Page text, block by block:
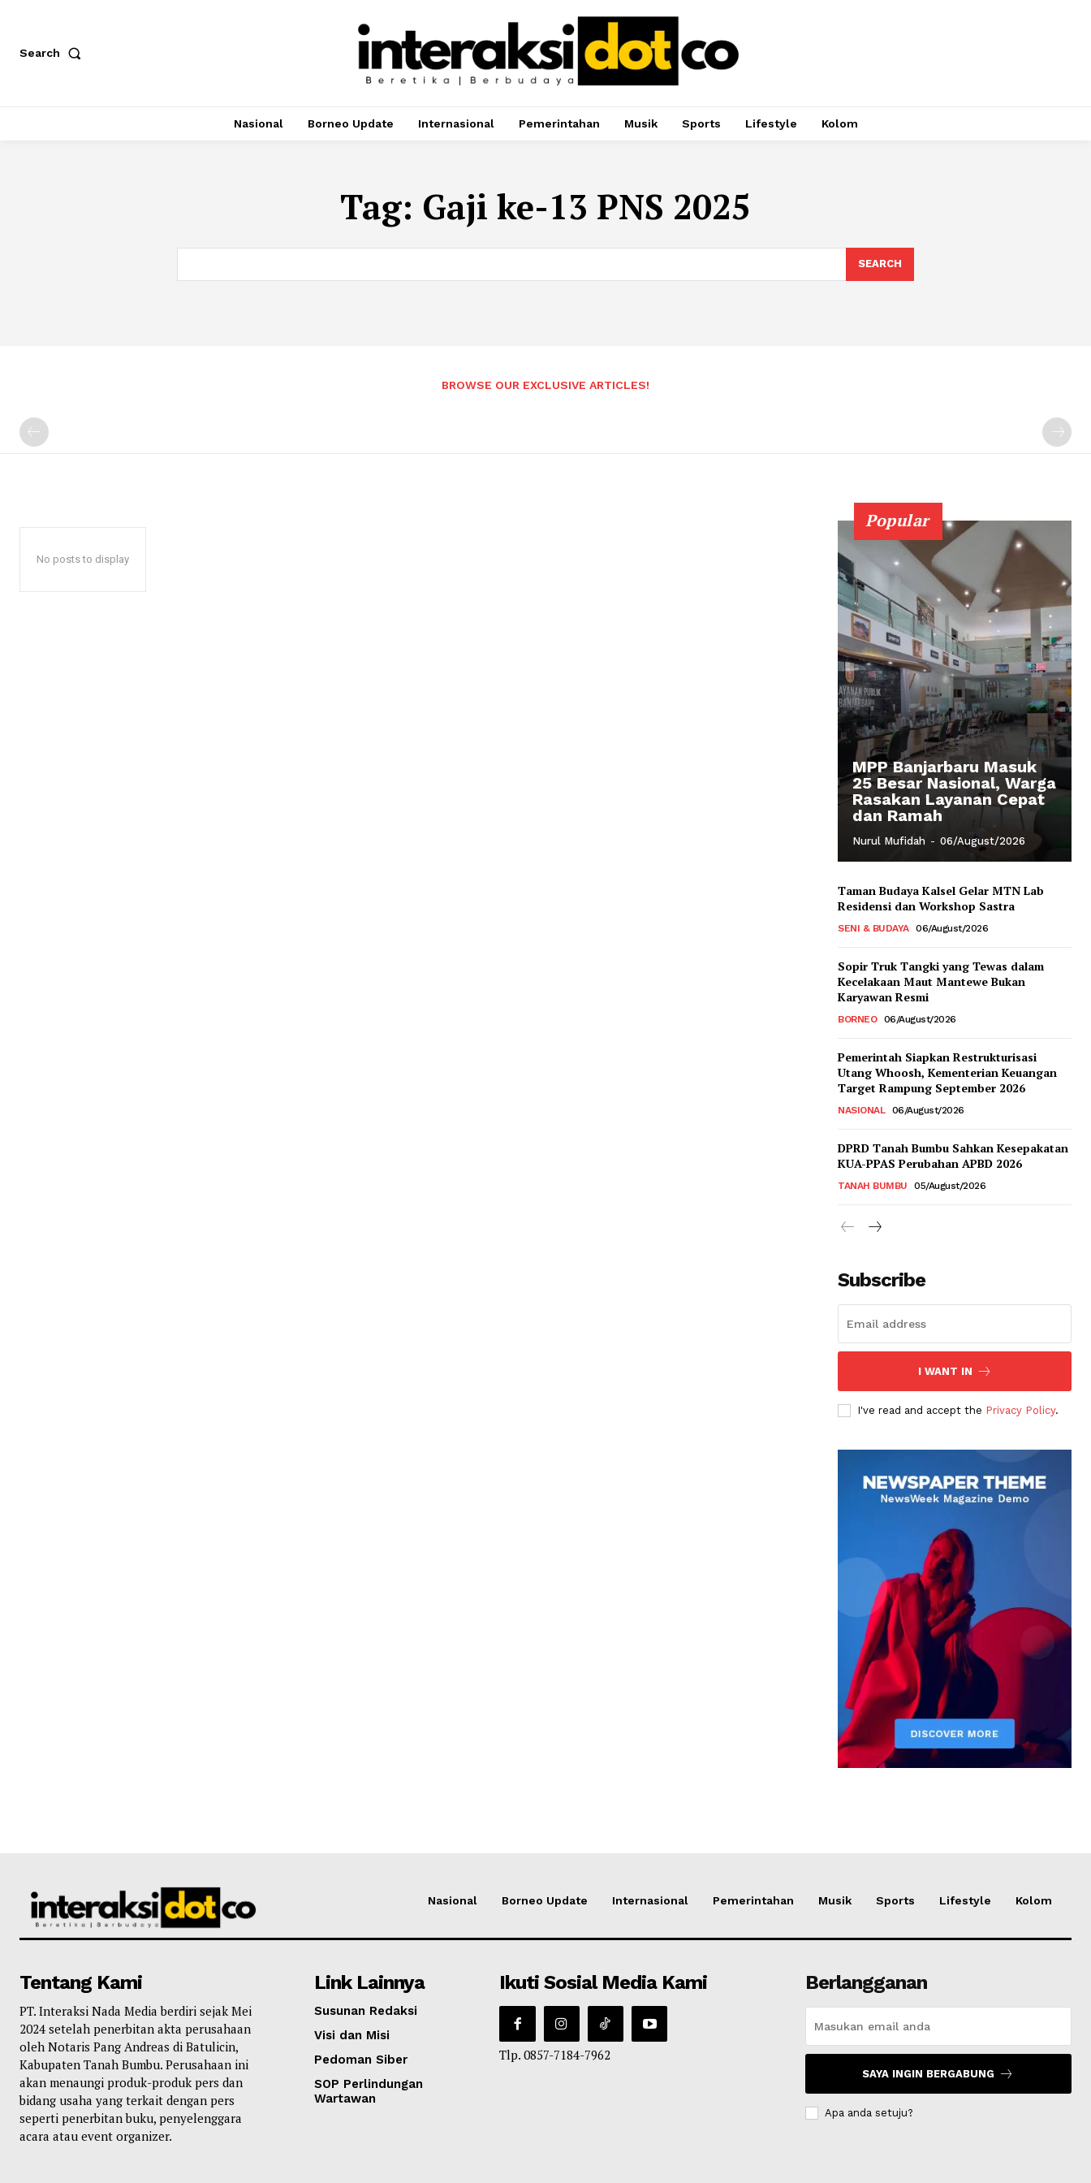
Search
Nasional Borneo Update Internasional Pemerintahan Musik Sports Lifestyle Kolom
Tag: Gaji ke-13 PNS 2025
SEARCH
BROWSE OUR EXCLUSIVE ARTICLES!
No posts to display
Popular
MPP Banjarbaru Masuk
25 Besar Nasional, Warga
Rasakan Layanan Cepat
dan Ramah
Nurul Mufidah - 06/August/2026
Taman Budaya Kalsel Gelar MTN Lab
Residensi dan Workshop Sastra
SENI & BUDAYA 06/August/2026
Sopir Truk Tangki yang Tewas dalam
Kecelakaan Maut Mantewe Bukan
Karyawan Resmi
BORNEO 06/August/2026
Pemerintah Siapkan Restrukturisasi
Utang Whoosh, Kementerian Keuangan
Target Rampung September 2026
NASIONAL 06/August/2026
DPRD Tanah Bumbu Sahkan Kesepakatan
KUA-PPAS Perubahan APBD 2026
TANAH BUMBU 05/August/2026
Subscribe
I WANT IN
I've read and accept the Privacy Policy.
Nasional Borneo Update Internasional Pemerintahan Musik Sports Lifestyle Kolom
Tentang Kami
PT. Interaksi Nada Media berdiri sejak Mei
2024 setelah penerbitan akta perusahaan
oleh Notaris Pang Andreas di Batulicin,
Kabupaten Tanah Bumbu. Perusahaan ini
akan menaungi produk-produk pers dan
bidang usaha yang terkait dengan pers
seperti penerbitan buku, penyelenggara
acara atau event organizer.
Link Lainnya
Susunan Redaksi
Visi dan Misi
Pedoman Siber
SOP Perlindungan
Wartawan
Ikuti Sosial Media Kami
Tlp. 0857-7184-7962
Berlangganan
SAYA INGIN BERGABUNG
Apa anda setuju?